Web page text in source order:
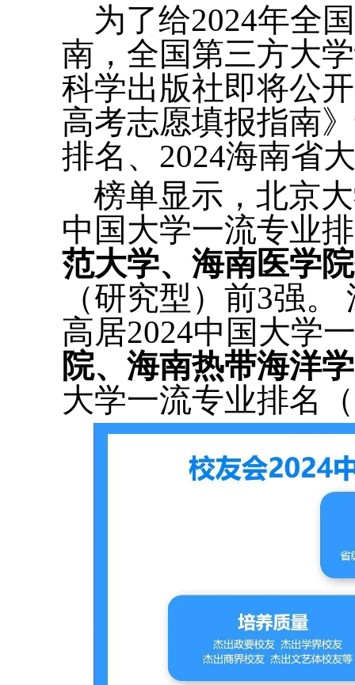
为了给2024年全
南，全国第三方大
科学出版社即将公
高考志愿填报指南
排名、2024海南省
榜单显示，北京
中国大学一流专业
范大学、海南医学院
（研究型）前3强
高居2024中国大学
院、海南热带海洋
大学一流专业排名